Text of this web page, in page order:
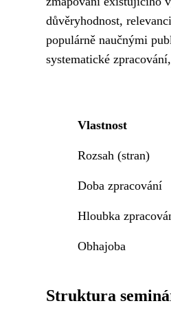
důvěryhodnost,
populárně naučnými
systematické
Vlastnost
Rozsah (stran)
Doba zpracování
Hloubka
Obhajoba
Struktura